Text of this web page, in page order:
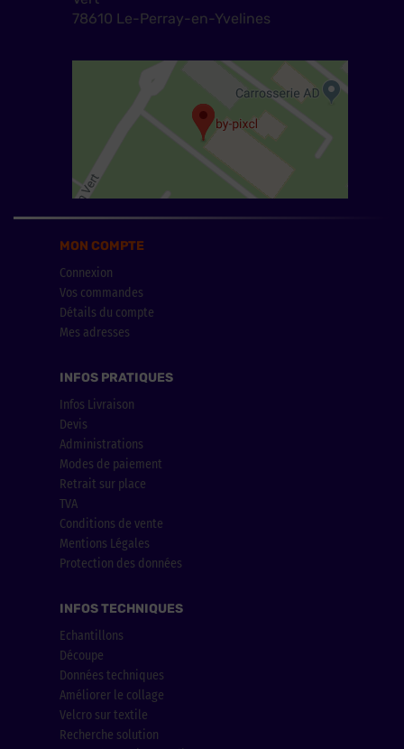
78610 Le-Perray-en-Yvelines
MON COMPTE
Connexion
Vos commandes
Détails du compte
Mes adresses
INFOS PRATIQUES
Infos Livraison
Devis
Administrations
Modes de paiement
Retrait sur place
TVA
Conditions de vente
Mentions Légales
Protection des données
INFOS TECHNIQUES
Echantillons
Découpe
Données techniques
Améliorer le collage
Velcro sur textile
Recherche solution